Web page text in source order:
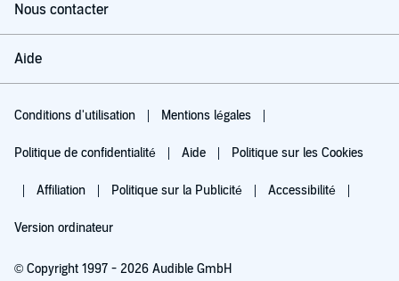
Nous contacter
Aide
Conditions d'utilisation Mentions légales
Politique de confidentialité Aide Politique sur les Cookies
Affiliation Politique sur la Publicité Accessibilité
Version ordinateur
© Copyright 1997 - 2026 Audible GmbH